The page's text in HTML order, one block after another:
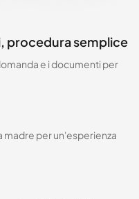
procedura semplice
e i documenti per
madre per un'esperienza